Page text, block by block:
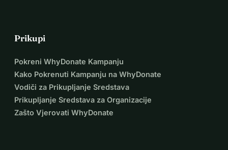
Prikupi
Pokreni WhyDonate Kampanju
Kako Pokrenuti Kampanju na WhyDonate
Vodiči za Prikupljanje Sredstava
Prikupljanje Sredstava za Organizacije
Zašto Vjerovati WhyDonate